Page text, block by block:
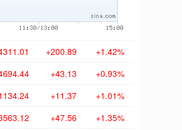
+200.89 +1.42%
+43.13 +0.93%
+11.37 +1.01%
+47.56 +1.35%